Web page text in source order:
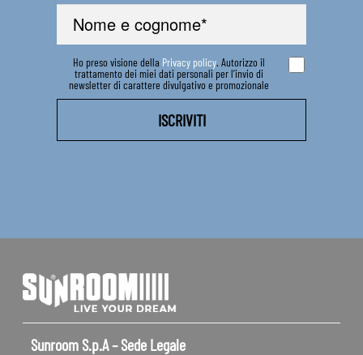
Ho preso visione della Privacy policy. Autorizzo il
trattamento dei miei dati personali per l’invio di
newsletter di carattere divulgativo e promozionale
Sunroom S.p.A – Sede Legale